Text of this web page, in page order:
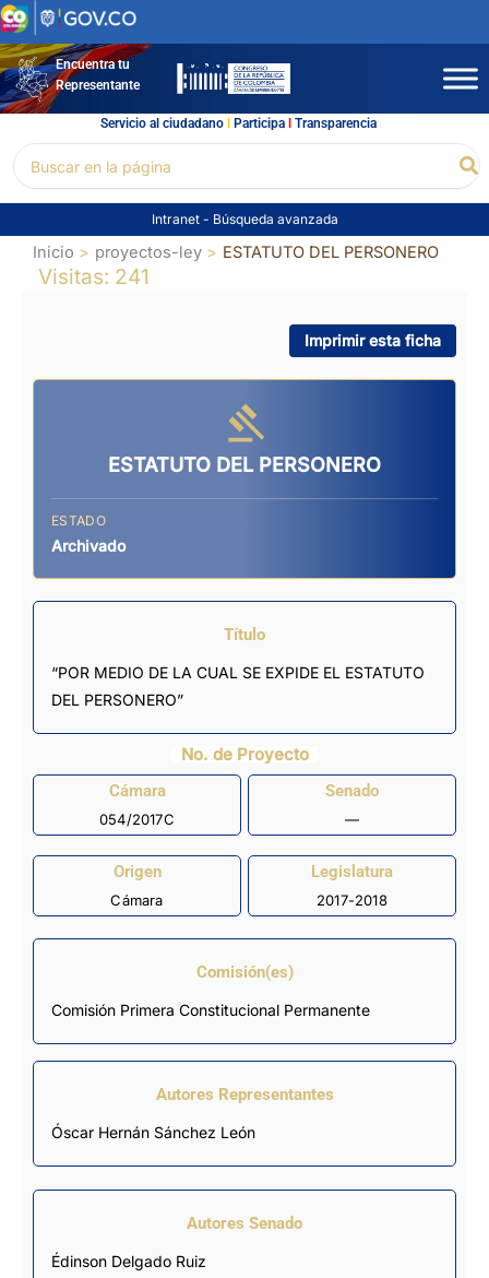
Ir
al
contenidoEncuentra tu
Representante
Servicio al ciudadano l Participal Transparencia
por:
Intranet - Búsqueda avanzada
Inicio proyectos-ley ESTATUTO DEL PERSONERO
Visitas: 241
Imprimir esta ficha
ESTATUTO DEL PERSONERO
ESTADO
Archivado
Título
“POR MEDIO DE LA CUAL SE EXPIDE EL ESTATUTO
DEL PERSONERO”
No. de Proyecto
Cámara
054/2017C
Senado
—
Origen
Cámara
Legislatura
2017-2018
Comisión(es)
Comisión Primera Constitucional Permanente
Autores Representantes
Óscar Hernán Sánchez León
Autores Senado
Édinson Delgado Ruiz